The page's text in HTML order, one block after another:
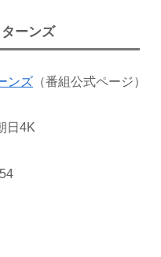
ーンズ
ンズ （番組公式ページ）
日4K